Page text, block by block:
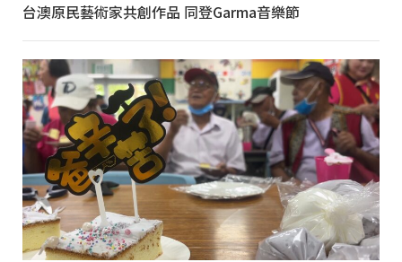
台澳原民藝術家共創作品 同登Garma音樂節